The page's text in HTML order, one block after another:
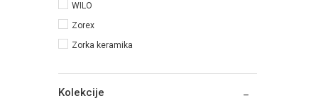
WILO
Zorex
Zorka keramika
Kolekcije